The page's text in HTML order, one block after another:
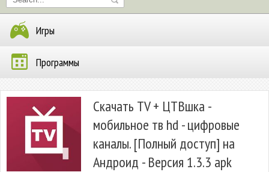
Игры
Программы
Скачать TV + ЦТВшка -
мобильное тв hd - цифровые
каналы. [Полный доступ] на
Андроид - Версия 1.3.3 apk